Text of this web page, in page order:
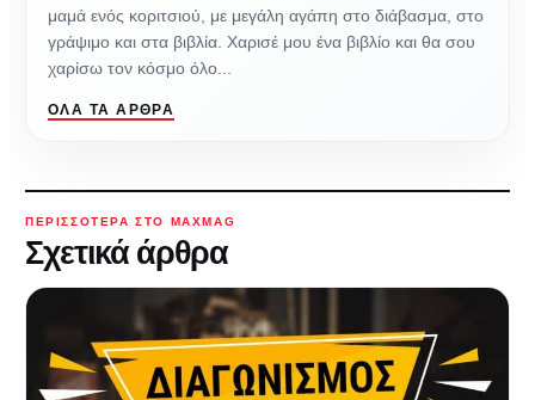
μαμά ενός κοριτσιού, με μεγάλη αγάπη στο διάβασμα, στο
γράψιμο και στα βιβλία. Χαρισέ μου ένα βιβλίο και θα σου
χαρίσω τον κόσμο όλο...
ΌΛΑ ΤΑ ΆΡΘΡΑ
ΠΕΡΙΣΣΌΤΕΡΑ ΣΤΟ MAXMAG
Σχετικά άρθρα